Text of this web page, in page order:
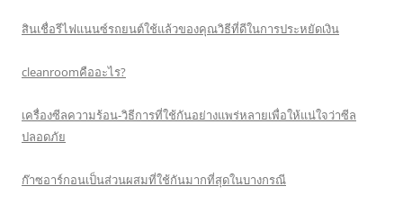
สินเชื่อรีไฟแนนซ์รถยนต์ใช้แล้วของคุณวิธีที่ดีในการประหยัดเงิน
cleanroomคืออะไร?
เครื่องซีลความร้อน-วิธีการที่ใช้กันอย่างแพร่หลายเพื่อให้แน่ใจว่าซีล
ปลอดภัย
ก๊าซอาร์กอนเป็นส่วนผสมที่ใช้กันมากที่สุดในบางกรณี